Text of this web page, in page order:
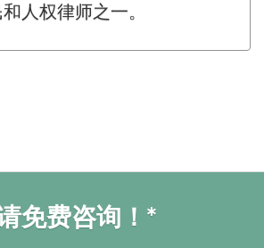
人权律师之一。
免费咨询！*